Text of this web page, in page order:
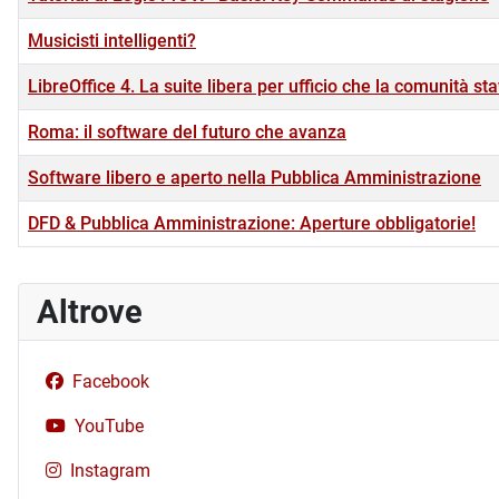
Musicisti intelligenti?
LibreOffice 4. La suite libera per ufficio che la comunità
Roma: il software del futuro che avanza
Software libero e aperto nella Pubblica Amministrazione
DFD & Pubblica Amministrazione: Aperture obbligatorie!
Altrove
Facebook
YouTube
Instagram